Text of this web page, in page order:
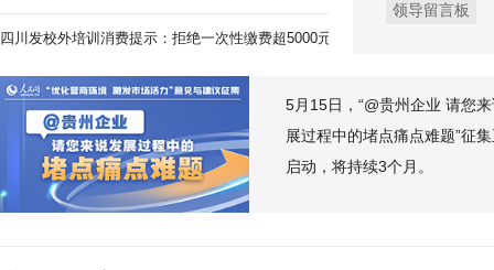
领导留言板
四川发校外培训消费提示：拒绝一次性缴费超5000元
5月15日，“@贵州企业 请您
展过程中的堵点痛点难题”征
启动，将持续3个月。